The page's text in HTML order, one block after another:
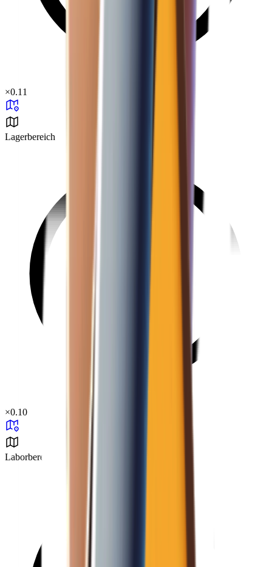
×0.11
Lagerbereich
×0.10
Laborbereich 37